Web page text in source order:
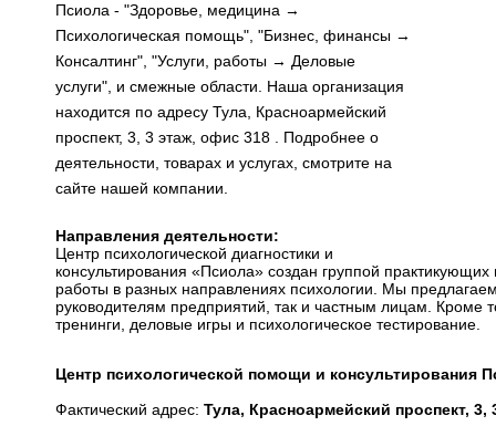
Псиола - "Здоровье, медицина →
Психологическая помощь", "Бизнес, финансы →
Консалтинг", "Услуги, работы → Деловые
услуги", и смежные области. Наша организация
находится по адресу Тула, Красноармейский
проспект, 3, 3 этаж, офис 318 . Подробнее о
деятельности, товарах и услугах, смотрите на
сайте нашей компании.
Направления деятельности:
Центр психологической диагностики и
консультирования «Псиола» создан группой
работы в разных направлениях психологии. Мы
руководителям предприятий, так и частным лицам. Кроме
тренинги, деловые игры и психологическое тестирование.
Центр психологической помощи и консультирования
Фактический адрес: Тула, Красноармейский проспект, 3,